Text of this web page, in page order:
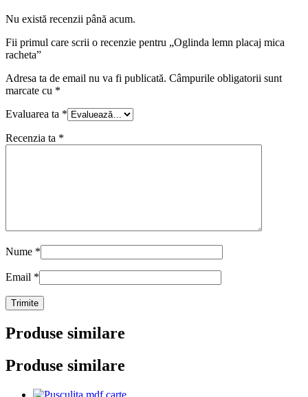
Nu există recenzii până acum.
Fii primul care scrii o recenzie pentru „Oglinda lemn placaj mica
racheta”
Adresa ta de email nu va fi publicată. Câmpurile obligatorii sunt
marcate cu *
Evaluarea ta *
Recenzia ta *
Nume *
Email *
Produse similare
Produse similare